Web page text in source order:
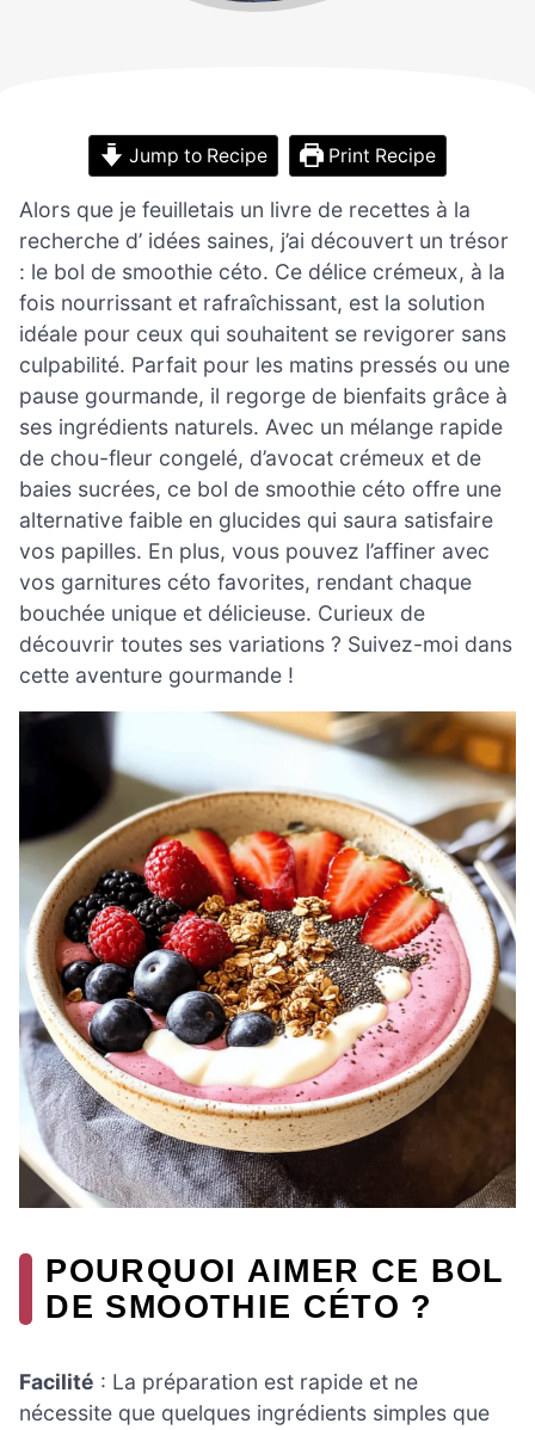
Jump to Recipe Print Recipe
Alors que je feuilletais un livre de recettes à la
recherche d’ idées saines, j’ai découvert un trésor
: le bol de smoothie céto. Ce délice crémeux, à la
fois nourrissant et rafraîchissant, est la solution
idéale pour ceux qui souhaitent se revigorer sans
culpabilité. Parfait pour les matins pressés ou une
pause gourmande, il regorge de bienfaits grâce à
ses ingrédients naturels. Avec un mélange rapide
de chou-fleur congelé, d’avocat crémeux et de
baies sucrées, ce bol de smoothie céto offre une
alternative faible en glucides qui saura satisfaire
vos papilles. En plus, vous pouvez l’affiner avec
vos garnitures céto favorites, rendant chaque
bouchée unique et délicieuse. Curieux de
découvrir toutes ses variations ? Suivez-moi dans
cette aventure gourmande !
POURQUOI AIMER CE BOL
DE SMOOTHIE CÉTO ?
Facilité : La préparation est rapide et ne
nécessite que quelques ingrédients simples que